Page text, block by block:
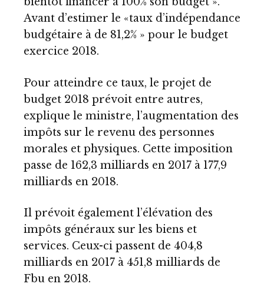
Avant d’estimer le «taux d’indépendance
budgétaire à de 81,2% » pour le budget
exercice 2018.
Pour atteindre ce taux, le projet de
budget 2018 prévoit entre autres,
explique le ministre, l’augmentation des
impôts sur le revenu des personnes
morales et physiques. Cette imposition
passe de 162,3 milliards en 2017 à 177,9
milliards en 2018.
Il prévoit également l’élévation des
impôts généraux sur les biens et
services. Ceux-ci passent de 404,8
milliards en 2017 à 451,8 milliards de
Fbu en 2018.